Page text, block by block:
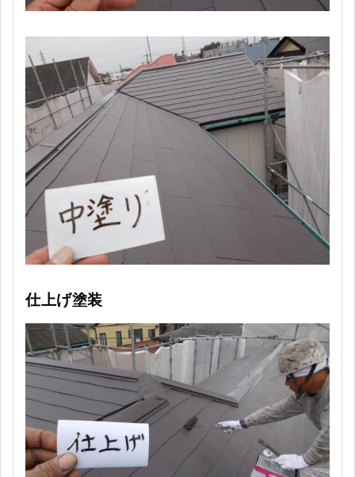
仕上げ塗装